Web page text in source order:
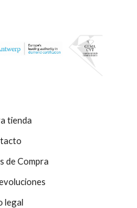
tienda
de Compra
legal